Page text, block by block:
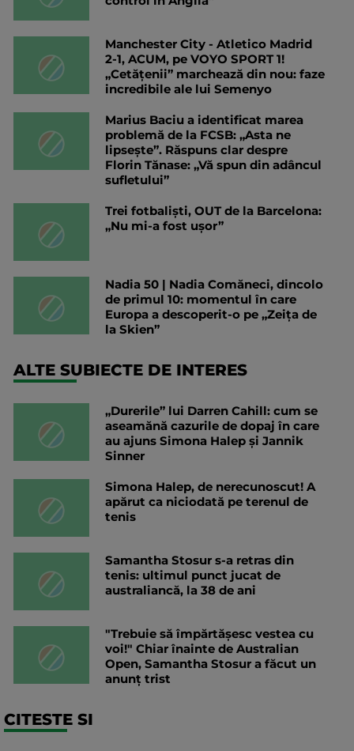
Manchester City - Atletico Madrid
2-1, ACUM, pe VOYO SPORT 1!
„Cetățenii” marchează din nou: faze
incredibile ale lui Semenyo
Marius Baciu a identificat marea
problemă de la FCSB: „Asta ne
lipsește”. Răspuns clar despre
Florin Tănase: „Vă spun din adâncul
sufletului”
Trei fotbaliști, OUT de la Barcelona:
„Nu mi-a fost ușor”
Nadia 50 | Nadia Comăneci, dincolo
de primul 10: momentul în care
Europa a descoperit-o pe „Zeița de
la Skien”
ALTE SUBIECTE DE INTERES
„Durerile” lui Darren Cahill: cum se
aseamănă cazurile de dopaj în care
au ajuns Simona Halep și Jannik
Sinner
Simona Halep, de nerecunoscut! A
apărut ca niciodată pe terenul de
tenis
Samantha Stosur s-a retras din
tenis: ultimul punct jucat de
australiancă, la 38 de ani
"Trebuie să împărtășesc vestea cu
voi!" Chiar înainte de Australian
Open, Samantha Stosur a făcut un
anunț trist
CITESTE SI